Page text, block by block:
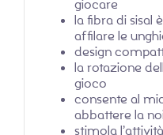
giocare
la fibra di sisal
affilare le
design
la rotazione
gioco
consente al
abbattere la
stimola